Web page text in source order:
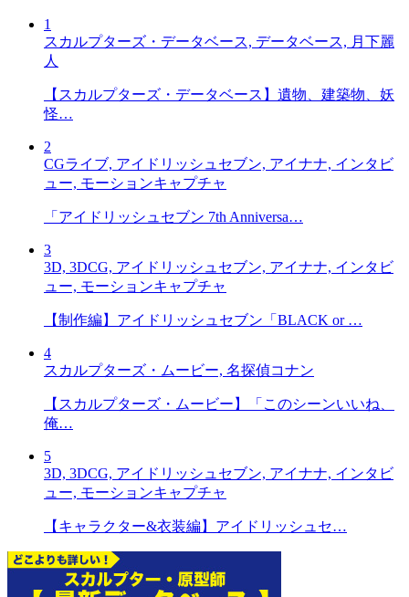
1
スカルプターズ・データベース, データベース, 月下麗
人
【スカルプターズ・データベース】遺物、建築物、妖
怪…
2
CGライブ, アイドリッシュセブン, アイナナ, インタビ
ュー, モーションキャプチャ
「アイドリッシュセブン 7th Anniversa…
3
3D, 3DCG, アイドリッシュセブン, アイナナ, インタビ
ュー, モーションキャプチャ
【制作編】アイドリッシュセブン「BLACK or …
4
スカルプターズ・ムービー, 名探偵コナン
【スカルプターズ・ムービー】「このシーンいいね、
俺…
5
3D, 3DCG, アイドリッシュセブン, アイナナ, インタビ
ュー, モーションキャプチャ
【キャラクター&衣装編】アイドリッシュセ…